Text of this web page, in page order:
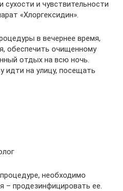
и чувствительности
«Хлоргексидин».
в вечернее время,
обеспечить очищенному
отдых на всю ночь.
идти на улицу, посещать
необходимо
– продезинфицировать ее.